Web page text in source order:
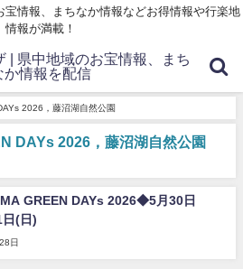
宝情報、まちなか情報などお得情報や行楽地
情報が満載！
2026，藤沼湖自然公園
DAYs 2026，藤沼湖自然公園
GREEN DAYs 2026◆5月30日
(日)
日